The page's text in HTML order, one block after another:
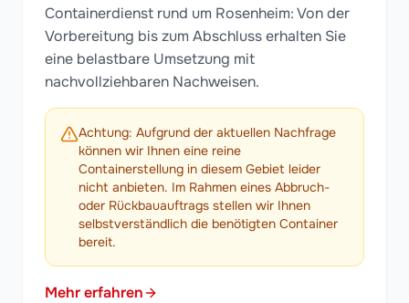
Containerdienst rund um Rosenheim: Von der
Vorbereitung bis zum Abschluss erhalten Sie
eine belastbare Umsetzung mit
nachvollziehbaren Nachweisen.
Achtung: Aufgrund der aktuellen Nachfrage
können wir Ihnen eine reine
Containerstellung in diesem Gebiet leider
nicht anbieten. Im Rahmen eines Abbruch-
oder Rückbauauftrags stellen wir Ihnen
selbstverständlich die benötigten Container
bereit.
Mehr erfahren